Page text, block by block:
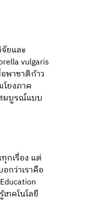
ยและ
vulgaris
พาชาติก้าว
ยงภาค
สมบูรณ์แบบ
กเรื่อง แต่
กว่าเราคือ
ทคโนโลยี